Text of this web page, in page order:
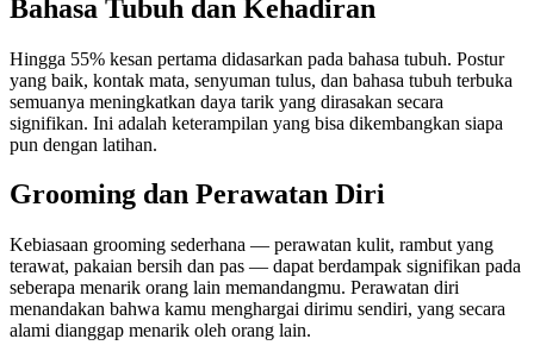
Bahasa Tubuh dan Kehadiran
Hingga 55% kesan pertama didasarkan pada bahasa tubuh. Postur
yang baik, kontak mata, senyuman tulus, dan bahasa tubuh terbuka
semuanya meningkatkan daya tarik yang dirasakan secara
signifikan. Ini adalah keterampilan yang bisa dikembangkan siapa
pun dengan latihan.
Grooming dan Perawatan Diri
Kebiasaan grooming sederhana — perawatan kulit, rambut yang
terawat, pakaian bersih dan pas — dapat berdampak signifikan pada
seberapa menarik orang lain memandangmu. Perawatan diri
menandakan bahwa kamu menghargai dirimu sendiri, yang secara
alami dianggap menarik oleh orang lain.